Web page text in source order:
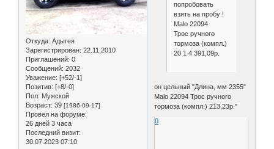
Откуда: Адыгея
Зарегистрирован: 22.11.2010
Приглашений: 0
Сообщений: 2032
Уважение: [+52/-1]
Позитив: [+8/-0]
Пол: Мужской
Возраст: 39 [1986-09-17]
Провел на форуме:
26 дней 3 часа
Последний визит:
30.07.2023 07:10
попробовать
взять на пробу !
Malo 22094
Трос ручного
тормоза (компл.)
20 1 4 391,09р.
он цельный "Длина, мм 2355"
Malo 22094 Трос ручного
тормоза (компл.) 213,23р."
0